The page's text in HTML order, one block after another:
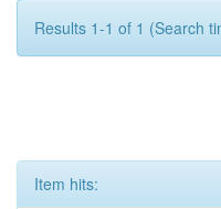
Results 1-1 of 1 (Search
Item hits: